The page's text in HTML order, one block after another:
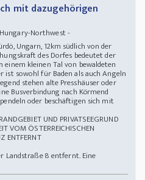
mit dazugehörigen
Northwest -
Ungarn, 12km südlich von der
des Dorfes bedeutet der
einem kleinen Tal von bewaldeten
ist sowohl für Baden als auch Angeln
stehen alte Presshäuser oder
Busverbindung nach Körmend
oder beschäftigen sich mit
UND PRIVATSEEGRUND
VOM ÖSTERREICHISCHEN
ENTFERNT
Landstraße 8 entfernt. Eine